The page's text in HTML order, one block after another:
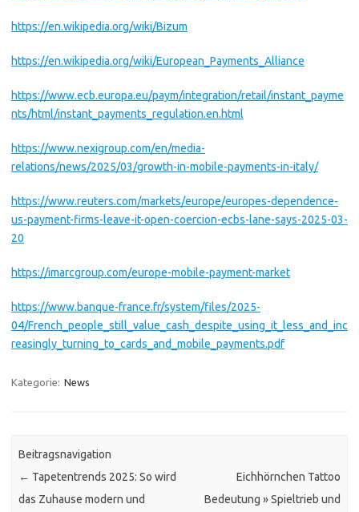
https://en.wikipedia.org/wiki/Bizum
https://en.wikipedia.org/wiki/European_Payments_Alliance
https://www.ecb.europa.eu/paym/integration/retail/instant_payme
nts/html/instant_payments_regulation.en.html
https://www.nexigroup.com/en/media-
relations/news/2025/03/growth-in-mobile-payments-in-italy/
https://www.reuters.com/markets/europe/europes-dependence-
us-payment-firms-leave-it-open-coercion-ecbs-lane-says-2025-03-
20
https://imarcgroup.com/europe-mobile-payment-market
https://www.banque-france.fr/system/files/2025-
04/French_people_still_value_cash_despite_using_it_less_and_inc
reasingly_turning_to_cards_and_mobile_payments.pdf
Kategorie: News
Beitragsnavigation
← Tapetentrends 2025: So wird
das Zuhause modern und
Eichhörnchen Tattoo
Bedeutung » Spieltrieb und